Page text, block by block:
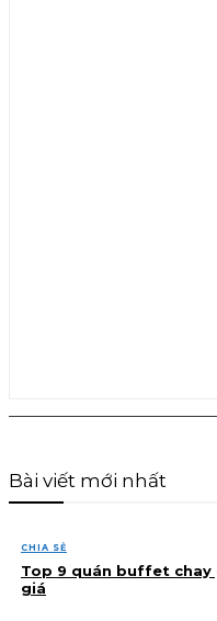
Bài viết mới nhất
CHIA SẺ
Top 9 quán buffet chay
giá